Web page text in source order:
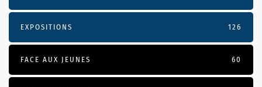
EXPOSITIONS 126
FACE AUX JEUNES 60